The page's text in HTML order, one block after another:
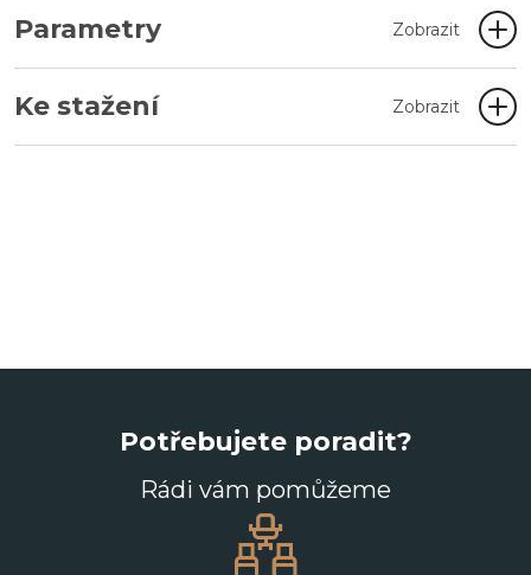
Parametry Zobrazit
Ke stažení Zobrazit
Potřebujete poradit?
Rádi vám pomůžeme